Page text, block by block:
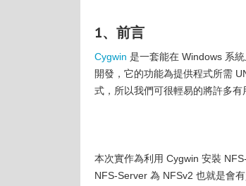
1、前言
Cygwin 是一套能在 Windows 系
開發，它的功能為提供程式所需
式，所以我們可很輕易的將許多有
本次實作為利用 Cygwin 安裝
NFS-Server 為 NFSv2 也就是會